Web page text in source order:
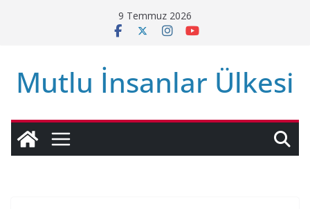
9 Temmuz 2026
Mutlu İnsanlar Ülkesi